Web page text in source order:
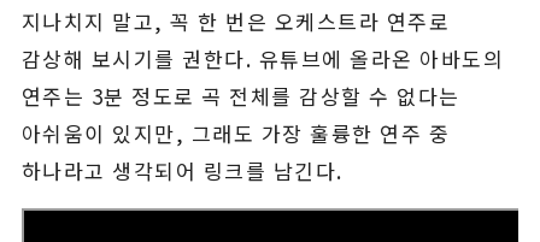
지나치지 말고, 꼭 한 번은 오케스트라 연주로
감상해 보시기를 권한다. 유튜브에 올라온 아바도의
연주는 3분 정도로 곡 전체를 감상할 수 없다는
아쉬움이 있지만, 그래도 가장 훌륭한 연주 중
하나라고 생각되어 링크를 남긴다.